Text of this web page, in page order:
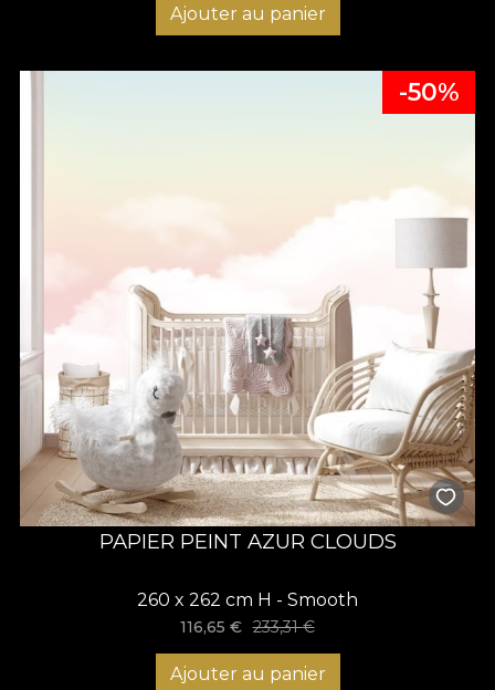
Ajouter au panier
-50%
PAPIER PEINT AZUR CLOUDS
260 x 262 cm H - Smooth
116,65€ 233,31€
Ajouter au panier